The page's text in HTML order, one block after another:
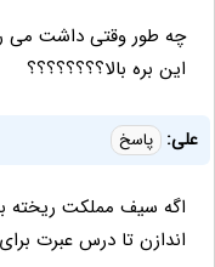
چه طور وقتی داشت می
این بره بالا؟؟؟؟؟؟؟؟
علی: پاسخ
اگه سیف مملکت ریخته
اندازن تا درس عبرت